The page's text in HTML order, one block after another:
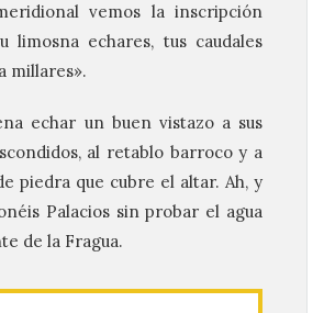
vemos la inscripción
limosna echares, tus caudales
millares».
echar un buen vistazo a sus
al retablo barroco y a
piedra que cubre el altar. Ah, y
Palacios sin probar el agua
de la Fragua.